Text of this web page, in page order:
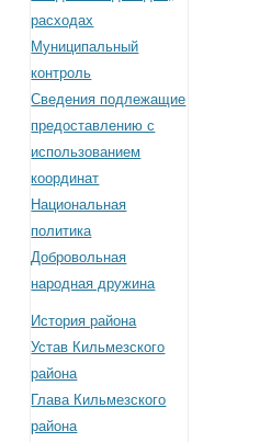
расходах
Муниципальный
контроль
Сведения подлежащие
предоставлению с
использованием
координат
Национальная
политика
Добровольная
народная дружина
История района
Устав Кильмезского
района
Глава Кильмезского
района